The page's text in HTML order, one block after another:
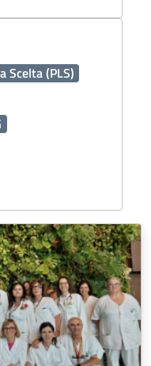
Scelta (PLS)
Assistenziale PDTA
Sanitari OSS
Medica
Sport